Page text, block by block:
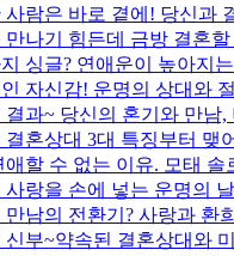
사람은 바로 곁에! 당신과
만나기 힘든데 금방 결혼
싱글? 연애운이 높아지
자신감! 운명의 상대와
결과~ 당신의 혼기와 만남,
결혼상대 3대 특징부터 맺
애할 수 없는 이유. 모태 솔
사랑을 손에 넣는 운명의
만남의 전환기? 사랑과 환
신부~약속된 결혼상대와